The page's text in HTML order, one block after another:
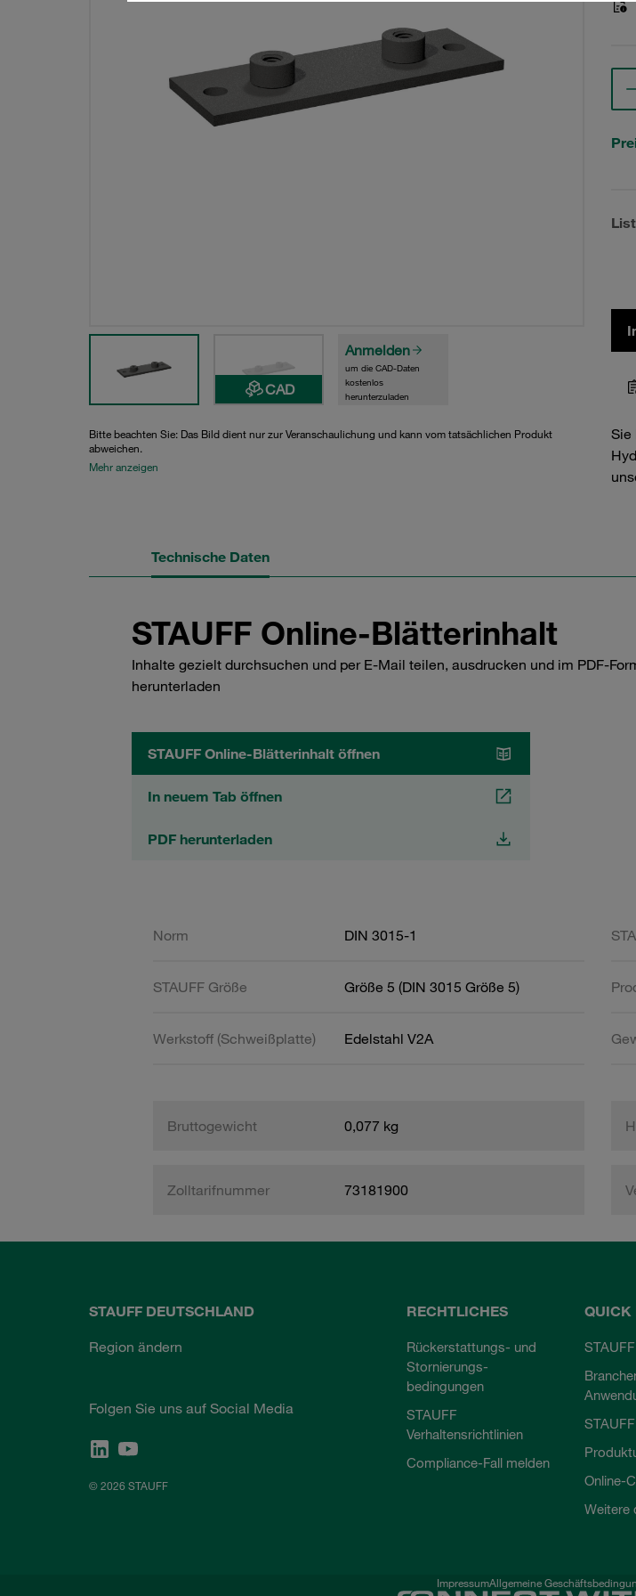
CAD
Anmelden
um die CAD-Daten
kostenlos
herunterzuladen
Bitte beachten Sie: Das Bild dient nur zur Veranschaulichung und kann vom tatsächlichen Produkt
abweichen.
Mehr anzeigen
Sie
Technische Daten
STAUFF Online-Blätterinhalt
Inhalte gezielt durchsuchen und per E-Mail teilen, ausdrucken und im PDF-
herunterladen
STAUFF Online-Blätterinhalt öffnen
In neuem Tab öffnen
PDF herunterladen
Norm DIN 3015-1
STAUFF Größe Größe 5 (DIN 3015 Größe 5)
Werkstoff (Schweißplatte) Edelstahl V2A
Bruttogewicht 0,077 kg
Zolltarifnummer 73181900
STAUFF DEUTSCHLAND
Region ändern
Folgen Sie uns auf Social Media
© 2026 STAUFF
RECHTLICHES
Rückerstattungs- und
Stornierungs-
bedingungen
STAUFF
Verhaltensrichtlinien
Compliance-Fall melden
QUICK
Online-
Weitere
ImpressumAllgemeine